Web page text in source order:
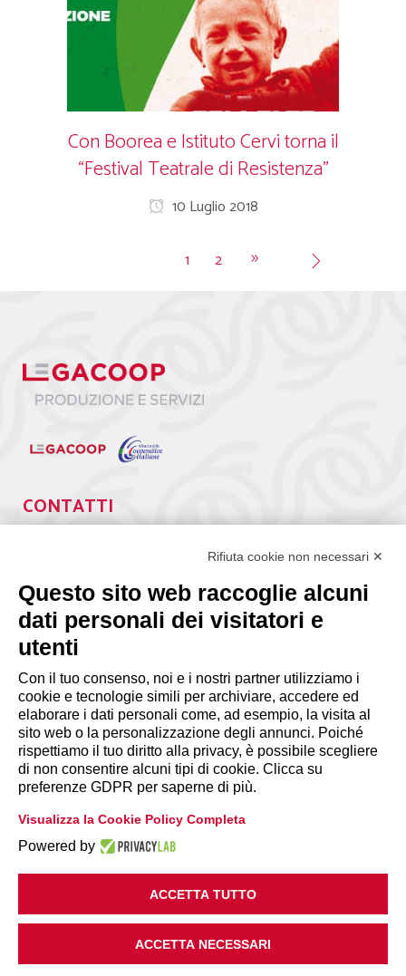
Con Boorea e Istituto Cervi torna il
“Festival Teatrale di Resistenza”
10 Luglio 2018
1 2
CONTATTI
segreteria@lps.coop
INFORMAZIONI
Disclaimer
Privacy Policy
Cookie Policy|Modifica preferenze
Rifiuta cookie non necessari ✕
Questo sito web raccoglie alcuni
dati personali dei visitatori e
utenti
Con il tuo consenso, noi e i nostri partner utilizziamo i
cookie e tecnologie simili per archiviare, accedere ed
elaborare i dati personali come, ad esempio, la visita al
sito web o la personalizzazione degli annunci. Poiché
rispettiamo il tuo diritto alla privacy, è possibile scegliere
di non consentire alcuni tipi di cookie. Clicca su
preferenze GDPR per saperne di più.
Visualizza la Cookie Policy Completa
Powered by
ACCETTA TUTTO
ACCETTA NECESSARI